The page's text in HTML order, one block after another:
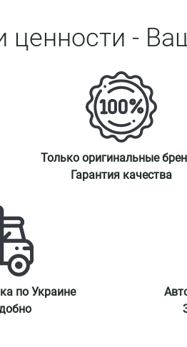
ценности -
Только оригинальные
Гарантия качества
по Украине